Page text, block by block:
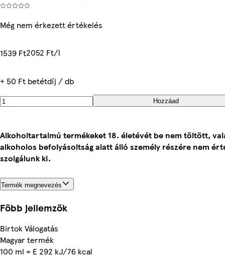
Még nem érkezett értékelés
1539 Ft2052 Ft/l
+ 50 Ft betétdíj / db
Hozzáad
Alkoholtartalmú termékeket 18. életévét be nem töltött,
alkoholos befolyásoltság alatt álló személy részére nem
szolgálunk ki.
Termék megnevezés
Főbb jellemzők
Birtok Válogatás
Magyar termék
100 ml = E 292 kJ/76 kcal